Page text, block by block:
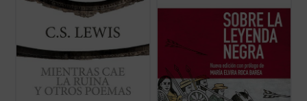
poética de C.S. Lewis, que es sin duda la
faceta literaria menos conocida del famoso
que se desprende de sus textos ...
(ver
historiográfico erigido a partir de dicho
rótulo, sino ante todo un prisma a través
(ver ficha)